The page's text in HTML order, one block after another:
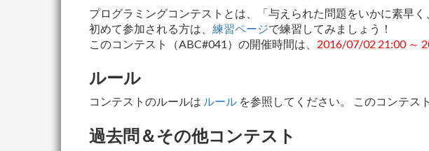
プログラミングコンテストとは、「与えられた問題をいかに素早
初めて参加される方は、 練習ページで練習してみましょう！
このコンテスト（ABC#041）の開催時間は、 2016/07/02 21:00 ～
ルール
コンテストのルールは ルール を参照してください。 このコンテス
過去問＆その他コンテスト